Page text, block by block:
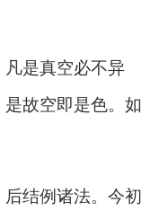
是真空必不异
故空即是色。如
结例诸法。今初